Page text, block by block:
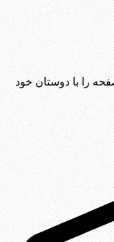
را با دوستان خود